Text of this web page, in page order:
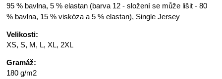
95 % bavlna, 5 % elastan (barva 12 - složení se může lišit - 80
% bavlna, 15 % viskóza a 5 % elastan), Single Jersey
Velikosti:
XS, S, M, L, XL, 2XL
Gramáž:
180 g/m2